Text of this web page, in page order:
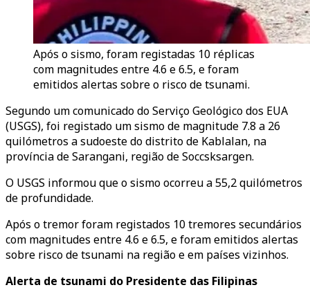
Após o sismo, foram registadas 10 réplicas
com magnitudes entre 4.6 e 6.5, e foram
emitidos alertas sobre o risco de tsunami.
Segundo um comunicado do Serviço Geológico dos EUA
(USGS), foi registado um sismo de magnitude 7.8 a 26
quilómetros a sudoeste do distrito de Kablalan, na
província de Sarangani, região de Soccsksargen.
O USGS informou que o sismo ocorreu a 55,2 quilómetros
de profundidade.
Após o tremor foram registados 10 tremores secundários
com magnitudes entre 4.6 e 6.5, e foram emitidos alertas
sobre risco de tsunami na região e em países vizinhos.
Alerta de tsunami do Presidente das Filipinas